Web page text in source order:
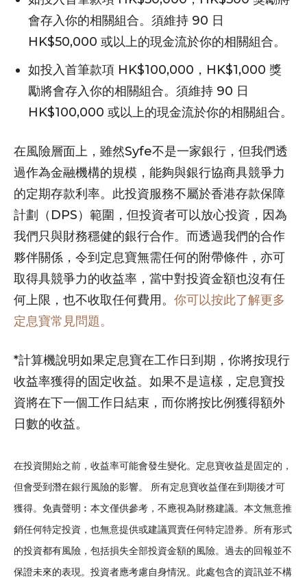
會存入你的相關組合。須維持 90 日
HK$50,000 或以上的現金流於你的相關組合。
如投入首筆款項 HK$100,000，HK$1,000 獎
勵將會存入你的相關組合。須維持 90 日
HK$100,000 或以上的現金流於你的相關組合。
在風險層面上，雖然Syfe不是一家銀行，但我們透
過作為金融機構的規模，能夠與銀行協商具競爭力
的定期存款利率。此投資服務不屬於香港存款保障
計劃（DPS）範圍，但投資者可以放心投資，因為
我們只與財務穩健的銀行合作。而透過我們的合作
夥伴關係，令到定息寶無需任何的附帶條件，亦可
取得具競爭力的收益率，當中對投資金額也沒有任
何上限，也不收取任何費用。 你可以按此了解更多
定息寶常見問題。
*計算機說明如果定息寶在工作日到期，你將按現行
收益率獲得的固定收益。如果不是這樣，定息寶投
資將在下一個工作日結束，而你將按比例獲得額外
日數的收益。
在投資開始之前，收益率可能會發生變化。定息寶收益是固定的，
但會受到潛在銀行風險的影響。 所有定息寶收益僅在到期後才可
獲得。免責聲明︰本文僅供參考，不應視為財務建議。本文無意推
銷任何特定投資，也無意提供或建議買賣任何特定證券。所有形式
的投資都有風險，包括損失全部投資金額的風險。過去的回報並不
保證未來的表現。投資者應考慮自身情況。此處包含的資訊並不構